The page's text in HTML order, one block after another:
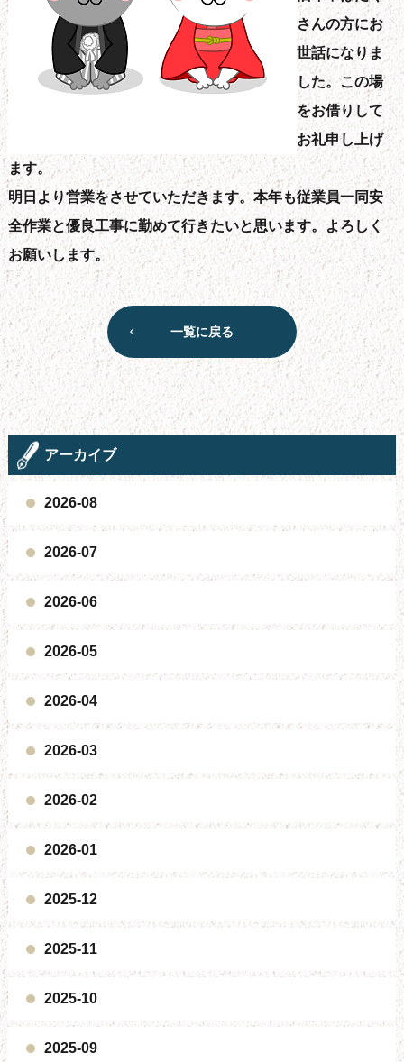
さんの方にお
世話になりま
した。この場
をお借りして
お礼申し上げ
ます。
明日より営業をさせていただきます。本年も従業員一同安
全作業と優良工事に勤めて行きたいと思います。よろしく
お願いします。
一覧に戻る
アーカイブ
2026-08
2026-07
2026-06
2026-05
2026-04
2026-03
2026-02
2026-01
2025-12
2025-11
2025-10
2025-09